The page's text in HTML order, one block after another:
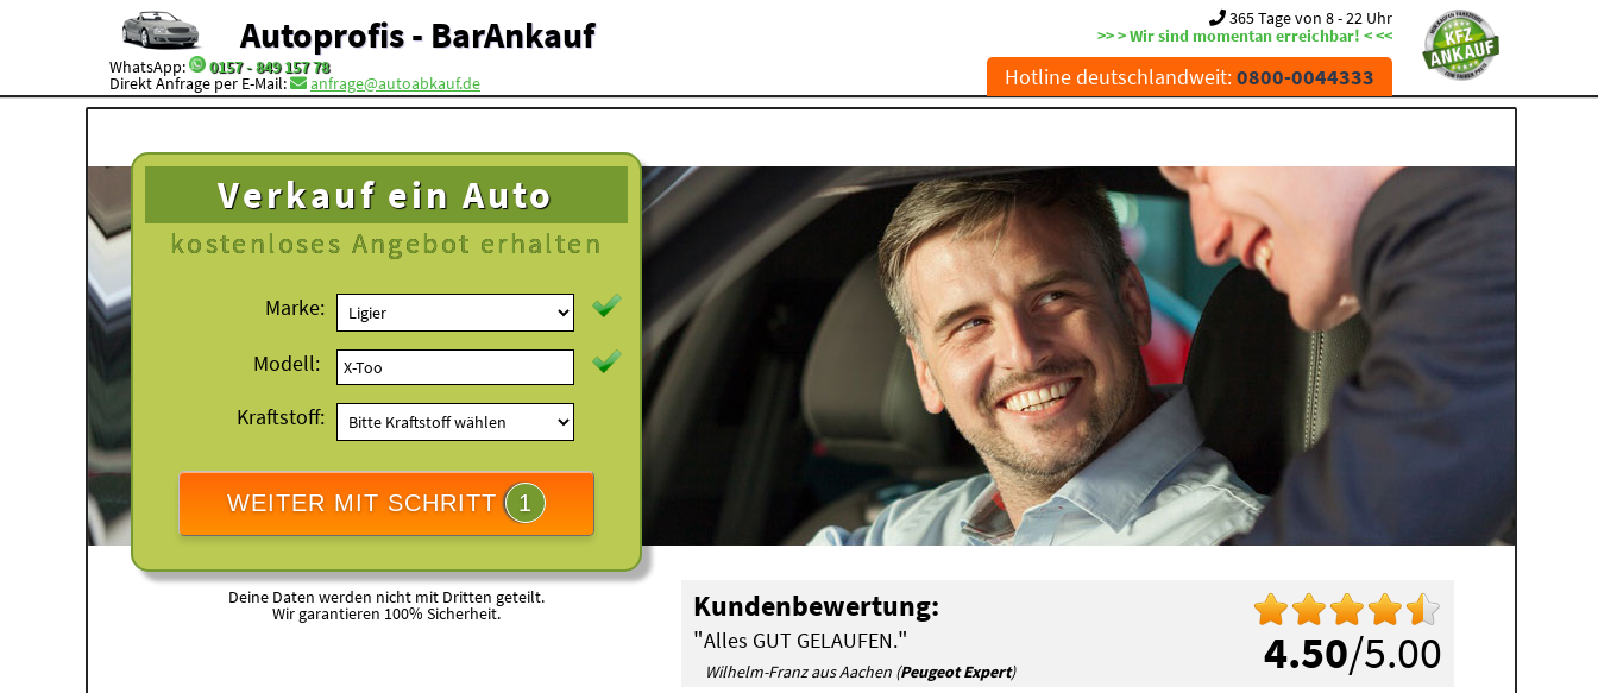
Autoprofis - BarAnkauf
WhatsApp: 0157 - 849 157 78
Direkt Anfrage per E-Mail: anfrage@autoabkauf.de
365 Tage von 8 - 22 Uhr
>> > Wir sind momentan erreichbar! < <<
Hotline deutschlandweit:0800-0044333
Verkauf ein Auto
kostenloses Angebot erhalten
Marke:
Modell:
Kraftstoff:
WEITER MIT SCHRITT 1
Deine Daten werden nicht mit Dritten geteilt.
Wir garantieren 100% Sicherheit.
4.50/5.00
Kundenbewertung:
"Alles GUT GELAUFEN."
Wilhelm-Franz aus Aachen (Peugeot Expert)